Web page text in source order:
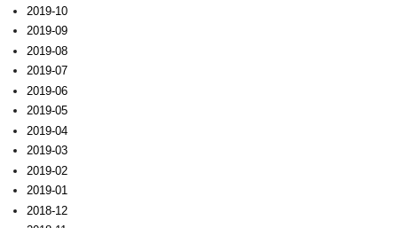
2019-10
2019-09
2019-08
2019-07
2019-06
2019-05
2019-04
2019-03
2019-02
2019-01
2018-12